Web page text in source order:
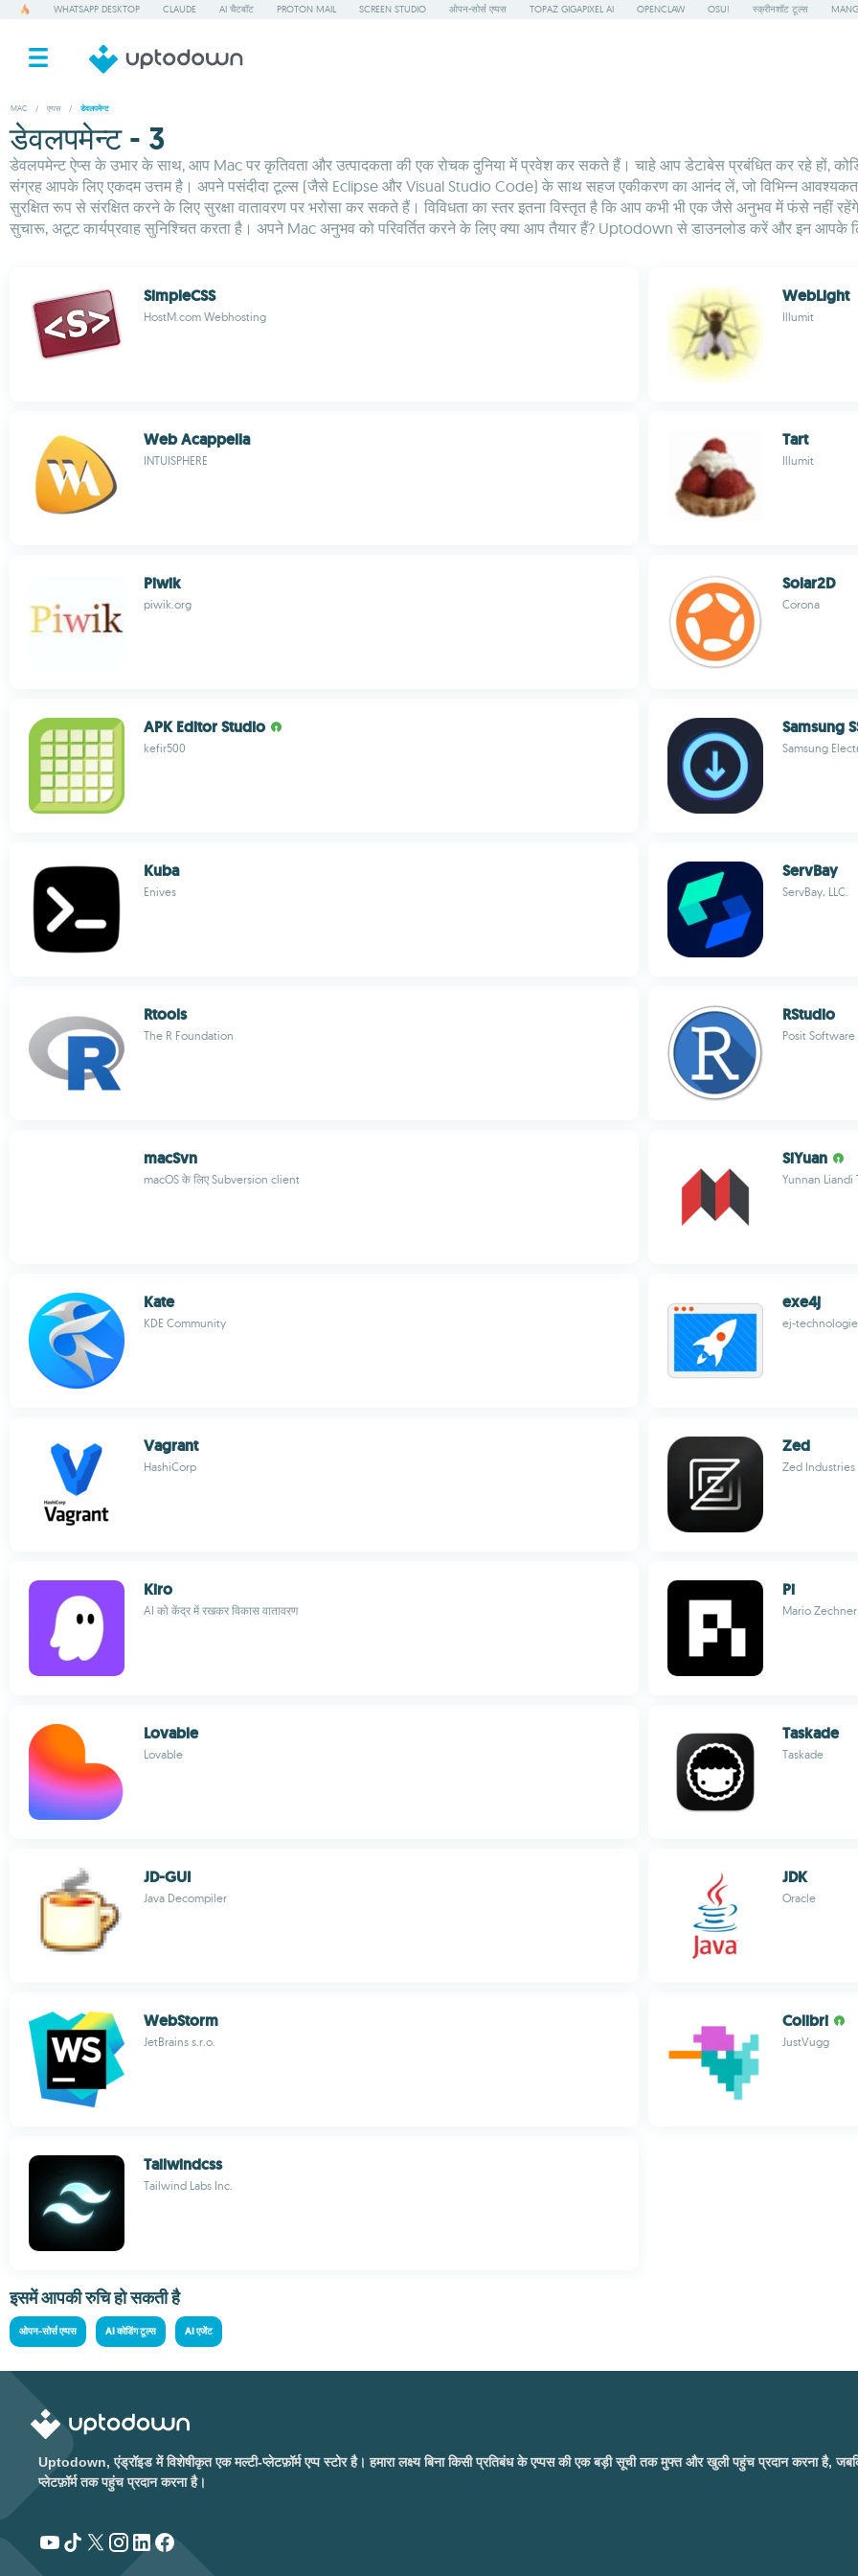
WHATSAPP DESKTOP CLAUDE AI चैटबॉट PROTON MAIL SCREEN STUDIO ओपन-सोर्स एप्पस TOPAZ GIGAPIXEL AI OPENCLAW OSU! स्क्रीनशॉट टूल्स
MAC / एप्पस / डेवलपमेन्ट
डेवलपमेन्ट - 3
डेवलपमेन्ट ऐप्स के उभार के साथ, आप Mac पर कृतिवता और उत्पादकता की एक रोचक दुनिया में प्रवेश कर सकते हैं। चाहे आप डेटाबेस प्रबंधित कर रहे हों,
संग्रह आपके लिए एकदम उत्तम है। अपने पसंदीदा टूल्स (जैसे Eclipse और Visual Studio Code) के साथ सहज एकीकरण का आनंद लें, जो विभिन्न
सुरक्षित रूप से संरक्षित करने के लिए सुरक्षा वातावरण पर भरोसा कर सकते हैं। विविधता का स्तर इतना विस्तृत है कि आप कभी भी एक जैसे अनुभव में फंसे नहीं
सुचारू, अटूट कार्यप्रवाह सुनिश्चित करता है। अपने Mac अनुभव को परिवर्तित करने के लिए क्या आप तैयार हैं? Uptodown से डाउनलोड करें और इन आपके
SimpleCSS
HostM.com Webhosting
WebLight
Illumit
Web Acappella
INTUISPHERE
Tart
Illumit
Piwik
piwik.org
Solar2D
Corona
APK Editor Studio
kefir500
Samsung
Samsung
Kuba
Enives
ServBay
ServBay, LLC.
Rtools
The R Foundation
RStudio
Posit Software
macSvn
macOS के लिए Subversion client
SiYuan
Yunnan Liandi
Kate
KDE Community
exe4j
ej-
Vagrant
HashiCorp
Zed
Zed Industries
Kiro
AI को केंद्र में रखकर विकास वातावरण
Pi
Mario Zechner
Lovable
Lovable
Taskade
Taskade
JD-GUI
Java Decompiler
JDK
Oracle
WebStorm
JetBrains s.r.o.
Colibri
JustVugg
Tailwindcss
Tailwind Labs Inc.
इसमें आपकी रुचि हो सकती है
ओपन-सोर्स एप्पस AI कोडिंग टूल्स AI एजेंट
Uptodown, एंड्रॉइड में विशेषीकृत एक मल्टी-प्लेटफ़ॉर्म एप्प स्टोर है। हमारा लक्ष्य बिना किसी प्रतिबंध के एप्पस की एक बड़ी सूची तक मुफ्त और खुली पहुंच प्रदान करना है,
प्लेटफ़ॉर्म तक पहुंच प्रदान करना है।